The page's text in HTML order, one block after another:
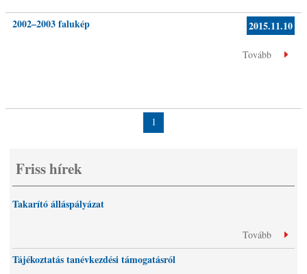
2002–2003 falukép 2015.11.10
Tovább
1
Friss hírek
Takarító álláspályázat
Tovább
Tájékoztatás tanévkezdési támogatásról